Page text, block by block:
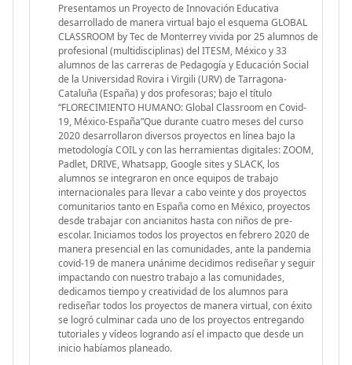
Presentamos un Proyecto de Innovación Educativa
desarrollado de manera virtual bajo el esquema GLOBAL
CLASSROOM by Tec de Monterrey vivida por 25 alumnos de
profesional (multidisciplinas) del ITESM, México y 33
alumnos de las carreras de Pedagogía y Educación Social
de la Universidad Rovira i Virgili (URV) de Tarragona-
Cataluña (España) y dos profesoras; bajo el título
“FLORECIMIENTO HUMANO: Global Classroom en Covid-
19, México-España”Que durante cuatro meses del curso
2020 desarrollaron diversos proyectos en línea bajo la
metodología COIL y con las herramientas digitales: ZOOM,
Padlet, DRIVE, Whatsapp, Google sites y SLACK, los
alumnos se integraron en once equipos de trabajo
internacionales para llevar a cabo veinte y dos proyectos
comunitarios tanto en España como en México, proyectos
desde trabajar con ancianitos hasta con niños de pre-
escolar. Iniciamos todos los proyectos en febrero 2020 de
manera presencial en las comunidades, ante la pandemia
covid-19 de manera unánime decidimos rediseñar y seguir
impactando con nuestro trabajo a las comunidades,
dedicamos tiempo y creatividad de los alumnos para
rediseñar todos los proyectos de manera virtual, con éxito
se logró culminar cada uno de los proyectos entregando
tutoriales y vídeos logrando así el impacto que desde un
inicio habíamos planeado.